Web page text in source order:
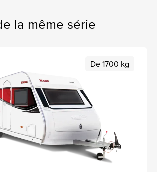
la même série
De 1700 kg